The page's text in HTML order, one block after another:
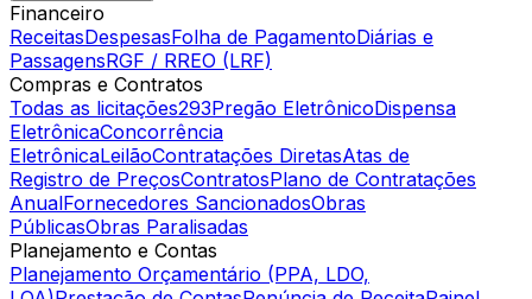
Financeiro
ReceitasDespesasFolha de PagamentoDiárias e
PassagensRGF / RREO (LRF)
Compras e Contratos
Todas as licitações293Pregão EletrônicoDispensa
EletrônicaConcorrência
EletrônicaLeilãoContratações DiretasAtas de
Registro de PreçosContratosPlano de Contratações
AnualFornecedores SancionadosObras
PúblicasObras Paralisadas
Planejamento e Contas
Planejamento Orçamentário (PPA, LDO,